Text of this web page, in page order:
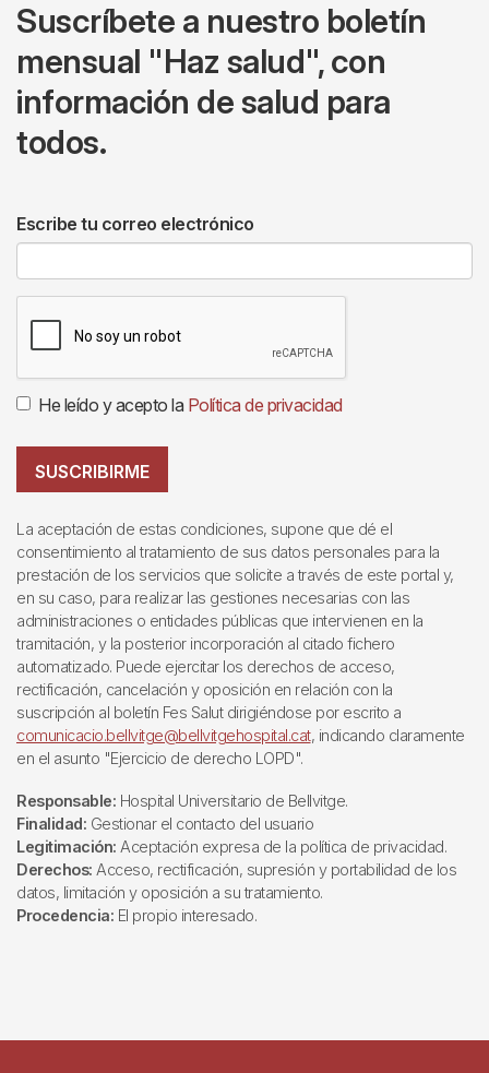
Suscríbete a nuestro boletín
mensual "Haz salud", con
información de salud para
todos.
Escribe tu correo electrónico
He leído y acepto la Política de privacidad
SUSCRIBIRME
La aceptación de estas condiciones, supone que dé el
consentimiento al tratamiento de sus datos personales para la
prestación de los servicios que solicite a través de este portal y,
en su caso, para realizar las gestiones necesarias con las
administraciones o entidades públicas que intervienen en la
tramitación, y la posterior incorporación al citado fichero
automatizado. Puede ejercitar los derechos de acceso,
rectificación, cancelación y oposición en relación con la
suscripción al boletín Fes Salut dirigiéndose por escrito a
comunicacio.bellvitge@bellvitgehospital.cat, indicando claramente
en el asunto "Ejercicio de derecho LOPD".
Responsable: Hospital Universitario de Bellvitge.
Finalidad: Gestionar el contacto del usuario
Legitimación: Aceptación expresa de la política de privacidad.
Derechos: Acceso, rectificación, supresión y portabilidad de los
datos, limitación y oposición a su tratamiento.
Procedencia: El propio interesado.